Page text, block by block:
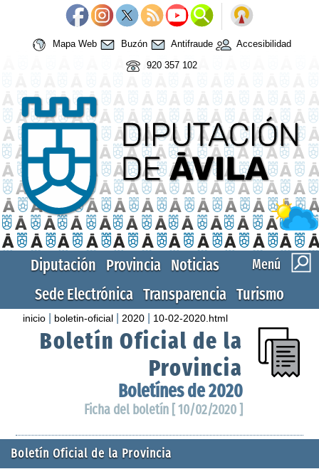
Mapa Web Buzón Antifraude
Accesibilidad
920 357 102
Menú
Diputación Provincia Noticias
Sede Electrónica Transparencia Turismo
inicio boletin-oficial 2020 10-02-2020.html
Boletín Oficial de la
Provincia
Boletínes de 2020
Ficha del boletín [ 10/02/2020 ]
Boletín Oficial de la Provincia